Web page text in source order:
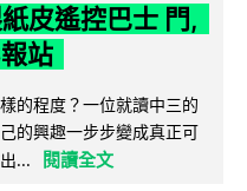
皮遙控巴士 門,
站
的程度？一位就讀中三的
的興趣一步步變成真正可
...
閱讀全文